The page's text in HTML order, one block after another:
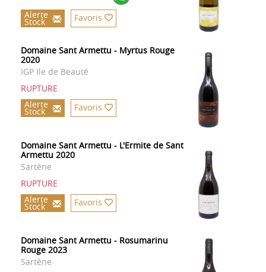
Alerte
Stock Favoris
Domaine Sant Armettu - Myrtus Rouge
2020
IGP Ile de Beauté
RUPTURE
Alerte
Stock Favoris
Domaine Sant Armettu - L'Ermite de Sant
Armettu 2020
Sartène
RUPTURE
Alerte
Stock Favoris
Domaine Sant Armettu - Rosumarinu
Rouge 2023
Sartène